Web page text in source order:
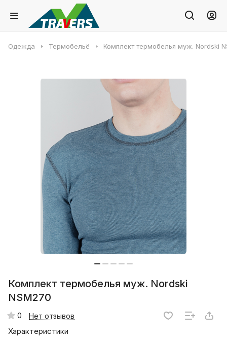
Одежда Термобельё Комплект термобелья муж. Nordski
Комплект термобелья муж. Nordski
NSM270
0 Нет отзывов
Характеристики